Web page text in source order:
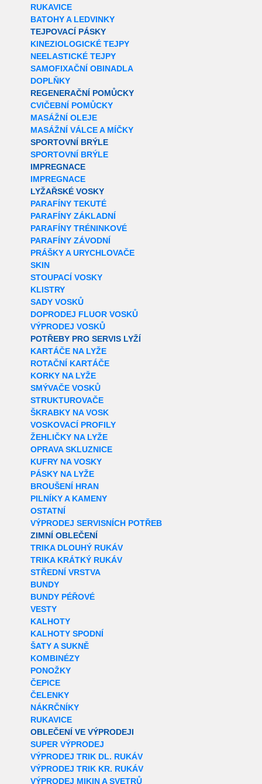
RUKAVICE
BATOHY A LEDVINKY
TEJPOVACÍ PÁSKY
KINEZIOLOGICKÉ TEJPY
NEELASTICKÉ TEJPY
SAMOFIXAČNÍ OBINADLA
DOPLŇKY
REGENERAČNÍ POMŮCKY
CVIČEBNÍ POMŮCKY
MASÁŽNÍ OLEJE
MASÁŽNÍ VÁLCE A MÍČKY
SPORTOVNÍ BRÝLE
SPORTOVNÍ BRÝLE
IMPREGNACE
IMPREGNACE
LYŽAŘSKÉ VOSKY
PARAFÍNY TEKUTÉ
PARAFÍNY ZÁKLADNÍ
PARAFÍNY TRÉNINKOVÉ
PARAFÍNY ZÁVODNÍ
PRÁŠKY A URYCHLOVAČE
SKIN
STOUPACÍ VOSKY
KLISTRY
SADY VOSKŮ
DOPRODEJ FLUOR VOSKŮ
VÝPRODEJ VOSKŮ
POTŘEBY PRO SERVIS LYŽÍ
KARTÁČE NA LYŽE
ROTAČNÍ KARTÁČE
KORKY NA LYŽE
SMÝVAČE VOSKŮ
STRUKTUROVAČE
ŠKRABKY NA VOSK
VOSKOVACÍ PROFILY
ŽEHLIČKY NA LYŽE
OPRAVA SKLUZNICE
KUFRY NA VOSKY
PÁSKY NA LYŽE
BROUŠENÍ HRAN
PILNÍKY A KAMENY
OSTATNÍ
VÝPRODEJ SERVISNÍCH POTŘEB
ZIMNÍ OBLEČENÍ
TRIKA DLOUHÝ RUKÁV
TRIKA KRÁTKÝ RUKÁV
STŘEDNÍ VRSTVA
BUNDY
BUNDY PÉŘOVÉ
VESTY
KALHOTY
KALHOTY SPODNÍ
ŠATY A SUKNĚ
KOMBINÉZY
PONOŽKY
ČEPICE
ČELENKY
NÁKRČNÍKY
RUKAVICE
OBLEČENÍ VE VÝPRODEJI
SUPER VÝPRODEJ
VÝPRODEJ TRIK DL. RUKÁV
VÝPRODEJ TRIK KR. RUKÁV
VÝPRODEJ MIKIN A SVETRŮ